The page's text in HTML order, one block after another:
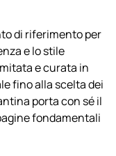
di riferimento per
e lo stile
e curata in
fino alla scelta dei
porta con sé il
fondamentali